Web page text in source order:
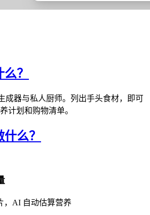
？
成器与私人厨师。列出手头食材，即可
计划和购物清单。
么？
，AI 自动估算营养